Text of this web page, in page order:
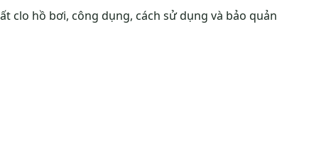
clo hồ bơi, công dụng, cách sử dụng và bảo quản